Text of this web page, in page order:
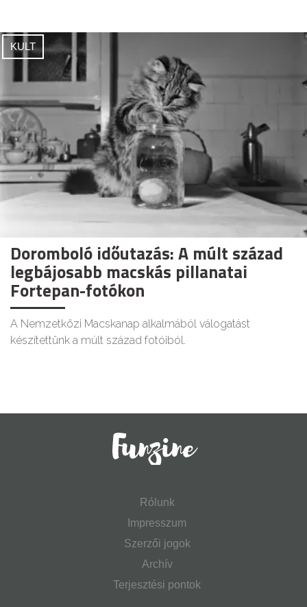
KULT
Doromboló időutazás: A múlt század
legbájosabb macskás pillanatai
Fortepan-fotókon
A Nemzetközi Macskanap alkalmából válogatást
készítettünk a múlt század fotóiból.
Rólunk
Impresszum
Szerzői jogok
Archív
Terjesztési pontok